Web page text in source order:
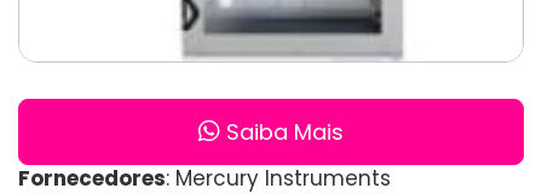
Fornecedores: Mercury Instruments
Saiba Mais